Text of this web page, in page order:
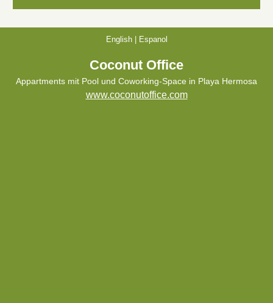
English| Espanol
Coconut Office
Appartments mit Pool und Coworking-Space in Playa Hermosa
www.coconutoffice.com